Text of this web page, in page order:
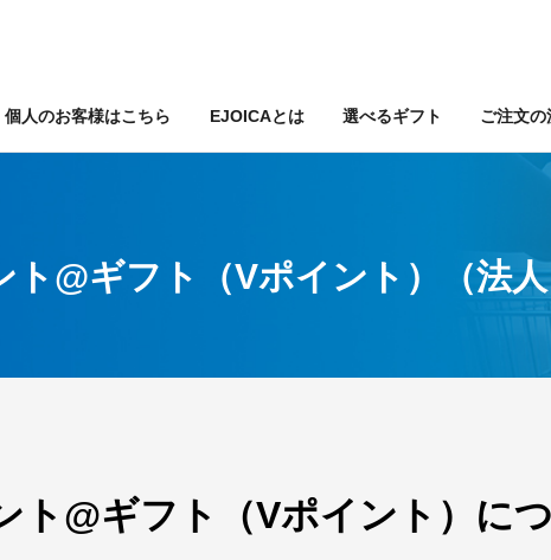
個人のお客様はこちら EJOICAとは 選べるギフト ご注文の
ト@ギフト（Vポイント）（法
ト@ギフト（Vポイント）に